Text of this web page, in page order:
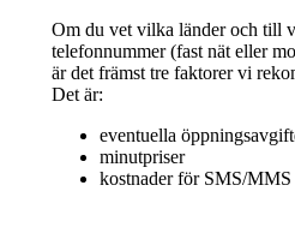
Om du vet vilka länder och till
telefonnummer (fast nät eller
är det främst tre faktorer vi
Det är:
eventuella
minutpriser
kostnader för SMS/MMS